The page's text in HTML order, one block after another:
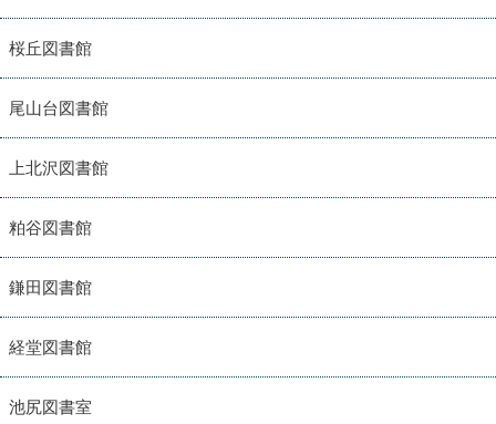
桜丘図書館
尾山台図書館
上北沢図書館
粕谷図書館
鎌田図書館
経堂図書館
池尻図書室